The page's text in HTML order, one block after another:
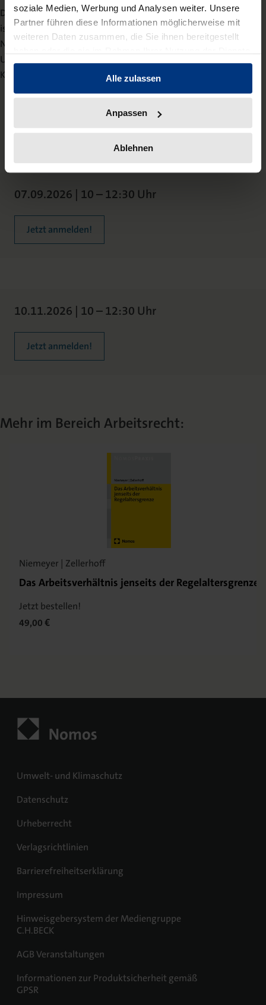
soziale Medien, Werbung und Analysen weiter. Unsere
Partner führen diese Informationen möglicherweise mit
weiteren Daten zusammen, die Sie ihnen bereitgestellt
gesammelt haben.
Alle zulassen
Anpassen
Ablehnen
Dr. Saskia Zellerhoff
ist Fachanwältin für Arbeitsrecht und Senior Associate bei
NEUWERK in Hamburg. Sie berät Einzelpersonen und
Unternehmen in allen Bereichen des Individual- und
Kollektivarbeitsrechts.
07.09.2026 | 10 – 12:30 Uhr
Jetzt anmelden!
10.11.2026 | 10 – 12:30 Uhr
Jetzt anmelden!
Mehr im Bereich Arbeitsrecht:
Niemeyer | Zellerhoff
Das Arbeitsverhältnis jenseits der Regelaltersgrenze
Jetzt bestellen!
49,00 €
Umwelt- und Klimaschutz
Datenschutz
Urheberrecht
Verlagsrichtlinien
Barrierefreiheitserklärung
Impressum
Hinweisgebersystem der Mediengruppe
C.H.BECK
AGB Veranstaltungen
Informationen zur Produktsicherheit gemäß
GPSR